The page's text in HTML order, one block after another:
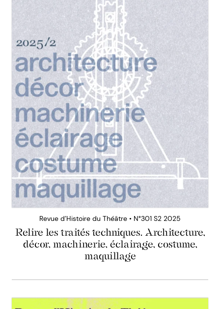
Revue d’Histoire du Théâtre • N°301 S2 2025
Relire les traités techniques. Architecture,
décor, machinerie, éclairage, costume,
maquillage